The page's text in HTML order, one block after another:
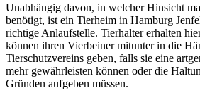
Unabhängig davon, in welcher Hinsicht
benötigt, ist ein Tierheim in Hamburg
richtige Anlaufstelle. Tierhalter erhalten
können ihren Vierbeiner mitunter in die
Tierschutzvereins geben, falls sie eine
mehr gewährleisten können oder die
Gründen aufgeben müssen.